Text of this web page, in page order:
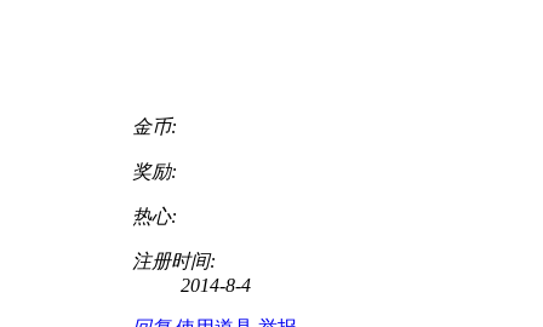
金币:
奖励:
热心:
注册时间:
2014-8-4